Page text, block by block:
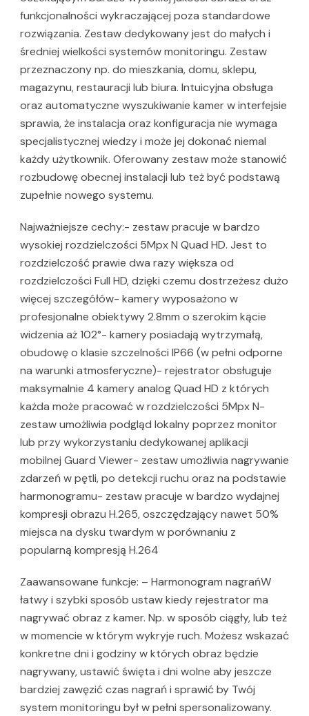
funkcjonalności wykraczającej poza standardowe
rozwiązania. Zestaw dedykowany jest do małych i
średniej wielkości systemów monitoringu. Zestaw
przeznaczony np. do mieszkania, domu, sklepu,
magazynu, restauracji lub biura. Intuicyjna obsługa
oraz automatyczne wyszukiwanie kamer w interfejsie
sprawia, że instalacja oraz konfiguracja nie wymaga
specjalistycznej wiedzy i może jej dokonać niemal
każdy użytkownik. Oferowany zestaw może stanowić
rozbudowę obecnej instalacji lub też być podstawą
zupełnie nowego systemu.
Najważniejsze cechy:- zestaw pracuje w bardzo
wysokiej rozdzielczości 5Mpx N Quad HD. Jest to
rozdzielczość prawie dwa razy większa od
rozdzielczości Full HD, dzięki czemu dostrzeżesz dużo
więcej szczegółów- kamery wyposażono w
profesjonalne obiektywy 2.8mm o szerokim kącie
widzenia aż 102°- kamery posiadają wytrzymałą,
obudowę o klasie szczelności IP66 (w pełni odporne
na warunki atmosferyczne)- rejestrator obsługuje
maksymalnie 4 kamery analog Quad HD z których
każda może pracować w rozdzielczości 5Mpx N-
zestaw umożliwia podgląd lokalny poprzez monitor
lub przy wykorzystaniu dedykowanej aplikacji
mobilnej Guard Viewer- zestaw umożliwia nagrywanie
zdarzeń w pętli, po detekcji ruchu oraz na podstawie
harmonogramu- zestaw pracuje w bardzo wydajnej
kompresji obrazu H.265, oszczędzający nawet 50%
miejsca na dysku twardym w porównaniu z
popularną kompresją H.264
Zaawansowane funkcje: – Harmonogram nagrańW
łatwy i szybki sposób ustaw kiedy rejestrator ma
nagrywać obraz z kamer. Np. w sposób ciągły, lub też
w momencie w którym wykryje ruch. Możesz wskazać
konkretne dni i godziny w których obraz będzie
nagrywany, ustawić święta i dni wolne aby jeszcze
bardziej zawęzić czas nagrań i sprawić by Twój
system monitoringu był w pełni spersonalizowany.